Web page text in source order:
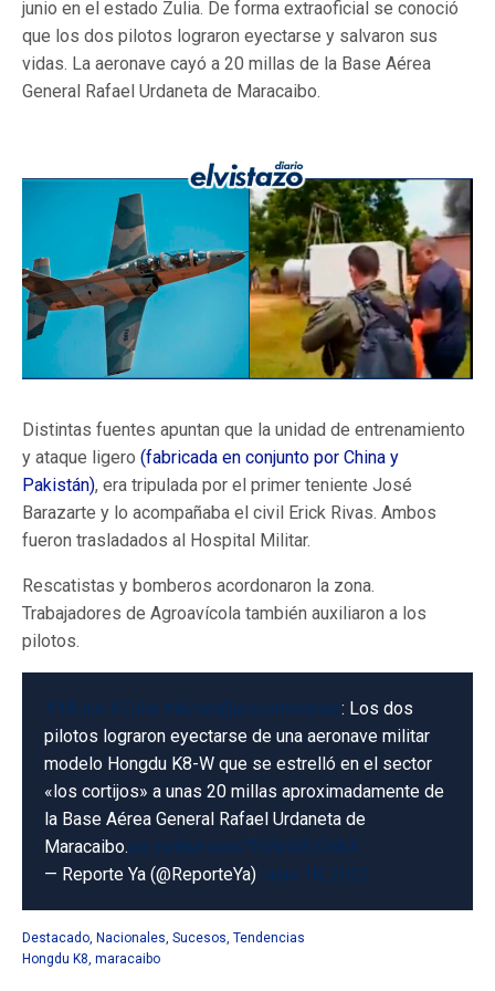
junio en el estado Zulia. De forma extraoficial se conoció
que los dos pilotos lograron eyectarse y salvaron sus
vidas. La aeronave cayó a 20 millas de la Base Aérea
General Rafael Urdaneta de Maracaibo.
Distintas fuentes apuntan que la unidad de entrenamiento
y ataque ligero (fabricada en conjunto por China y
Pakistán), era tripulada por el primer teniente José
Barazarte y lo acompañaba el civil Erick Rivas. Ambos
fueron trasladados al Hospital Militar.
Rescatistas y bomberos acordonaron la zona.
Trabajadores de Agroavícola también auxiliaron a los
pilotos.
#18Jun #Zulia #Avión@jesusmedinae: Los dos
pilotos lograron eyectarse de una aeronave militar
modelo Hongdu K8-W que se estrelló en el sector
«los cortijos» a unas 20 millas aproximadamente de
la Base Aérea General Rafael Urdaneta de
Maracaibo.pic.twitter.com/TSNoWLOMrX
— Reporte Ya (@ReporteYa) June 18, 2022
Destacado, Nacionales, Sucesos, Tendencias
Hongdu K8, maracaibo